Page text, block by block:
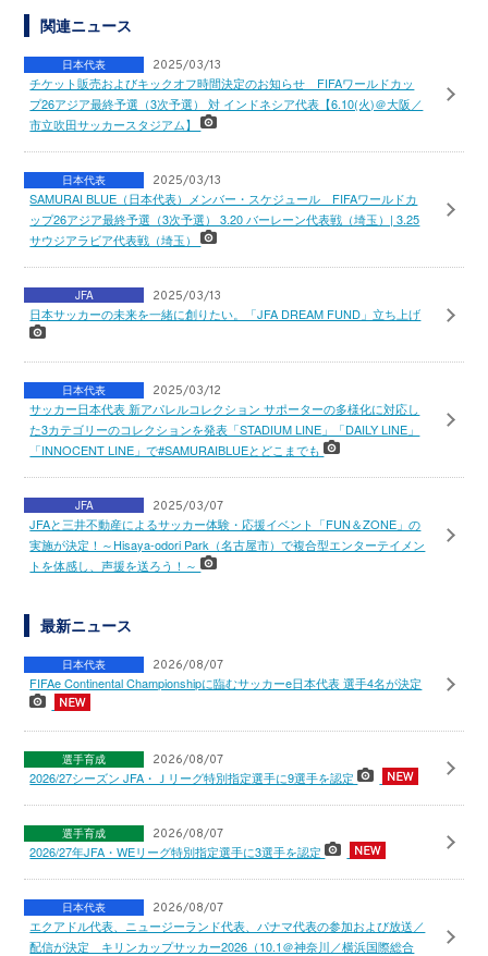
関連ニュース
日本代表 2025/03/13
チケット販売およびキックオフ時間決定のお知らせ FIFAワールドカッ
プ26アジア最終予選（3次予選） 対 インドネシア代表【6.10(火)＠大阪／
市立吹田サッカースタジアム】
日本代表 2025/03/13
SAMURAI BLUE（日本代表）メンバー・スケジュール FIFAワールドカ
ップ26アジア最終予選（3次予選） 3.20 バーレーン代表戦（埼玉）| 3.25
サウジアラビア代表戦（埼玉）
JFA 2025/03/13
日本サッカーの未来を一緒に創りたい。「JFA DREAM FUND」立ち上げ
日本代表 2025/03/12
サッカー日本代表 新アパレルコレクション サポーターの多様化に対応し
た3カテゴリーのコレクションを発表「STADIUM LINE」「DAILY LINE」
「INNOCENT LINE」で#SAMURAIBLUEとどこまでも
JFA 2025/03/07
JFAと三井不動産によるサッカー体験・応援イベント「FUN＆ZONE」の
実施が決定！～Hisaya-odori Park（名古屋市）で複合型エンターテイメン
トを体感し、声援を送ろう！～
最新ニュース
日本代表 2026/08/07
FIFAe Continental Championshipに臨むサッカーe日本代表 選手4名が決定
選手育成 2026/08/07
2026/27シーズン JFA・Ｊリーグ特別指定選手に9選手を認定
選手育成 2026/08/07
2026/27年JFA・WEリーグ特別指定選手に3選手を認定
日本代表 2026/08/07
エクアドル代表、ニュージーランド代表、パナマ代表の参加および放送／
配信が決定 キリンカップサッカー2026（10.1＠神奈川／横浜国際総合